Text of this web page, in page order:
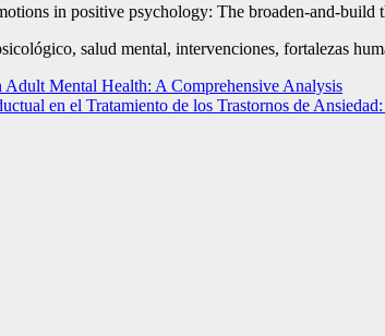
in positive psychology: The broaden-and-
salud mental, intervenciones, fortalezas
Mental Health: A Comprehensive Analysis
en el Tratamiento de los Trastornos de